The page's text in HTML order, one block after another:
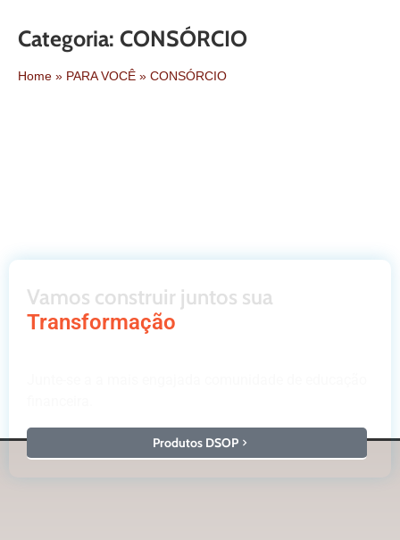
Categoria: CONSÓRCIO
Home » PARA VOCÊ » CONSÓRCIO
Vamos construir juntos sua
Transformação
Produtos DSOP